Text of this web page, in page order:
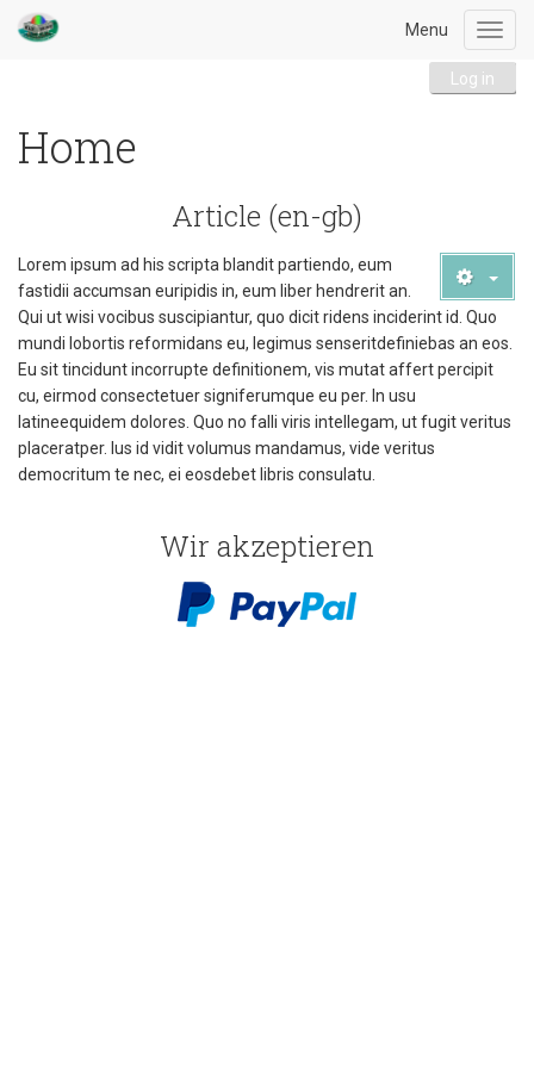
Menu
Log in
Home
Article (en-gb)
Lorem ipsum ad his scripta blandit partiendo, eum
fastidii accumsan euripidis in, eum liber hendrerit an.
Qui ut wisi vocibus suscipiantur, quo dicit ridens inciderint id. Quo
mundi lobortis reformidans eu, legimus senseritdefiniebas an eos.
Eu sit tincidunt incorrupte definitionem, vis mutat affert percipit
cu, eirmod consectetuer signiferumque eu per. In usu
latineequidem dolores. Quo no falli viris intellegam, ut fugit veritus
placeratper. Ius id vidit volumus mandamus, vide veritus
democritum te nec, ei eosdebet libris consulatu.
Wir akzeptieren